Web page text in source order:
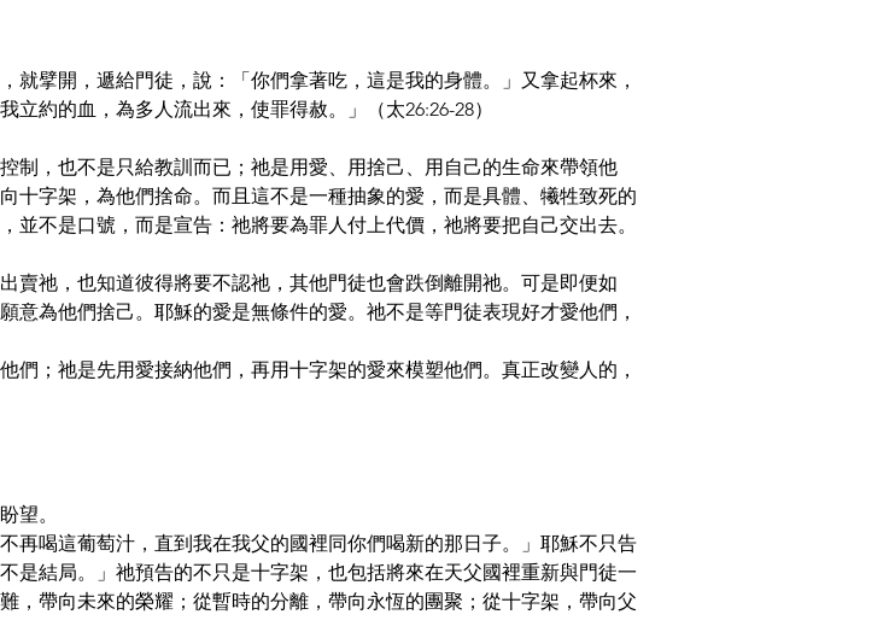
就擘開，遞給門徒，說：「你們拿著吃，這是我的身體。」又拿起杯來，
約的血，為多人流出來，使罪得赦。」（太26:26-28）
制，也不是只給教訓而已；祂是用愛、用捨己、用自己的生命來帶領他
十字架，為他們捨命。而且這不是一種抽象的愛，而是具體、犧牲致死的
不是口號，而是宣告：祂將要為罪人付上代價，祂將要把自己交出去。
賣祂，也知道彼得將要不認祂，其他門徒也會跌倒離開祂。可是即便如
意為他們捨己。耶穌的愛是無條件的愛。祂不是等門徒表現好才愛他們，
們；祂是先用愛接納他們，再用十字架的愛來模塑他們。真正改變人的，
望。
再喝這葡萄汁，直到我在我父的國裡同你們喝新的那日子。」耶穌不只告
是結局。」祂預告的不只是十字架，也包括將來在天父國裡重新與門徒一
，帶向未來的榮耀；從暫時的分離，帶向永恆的團聚；從十字架，帶向父